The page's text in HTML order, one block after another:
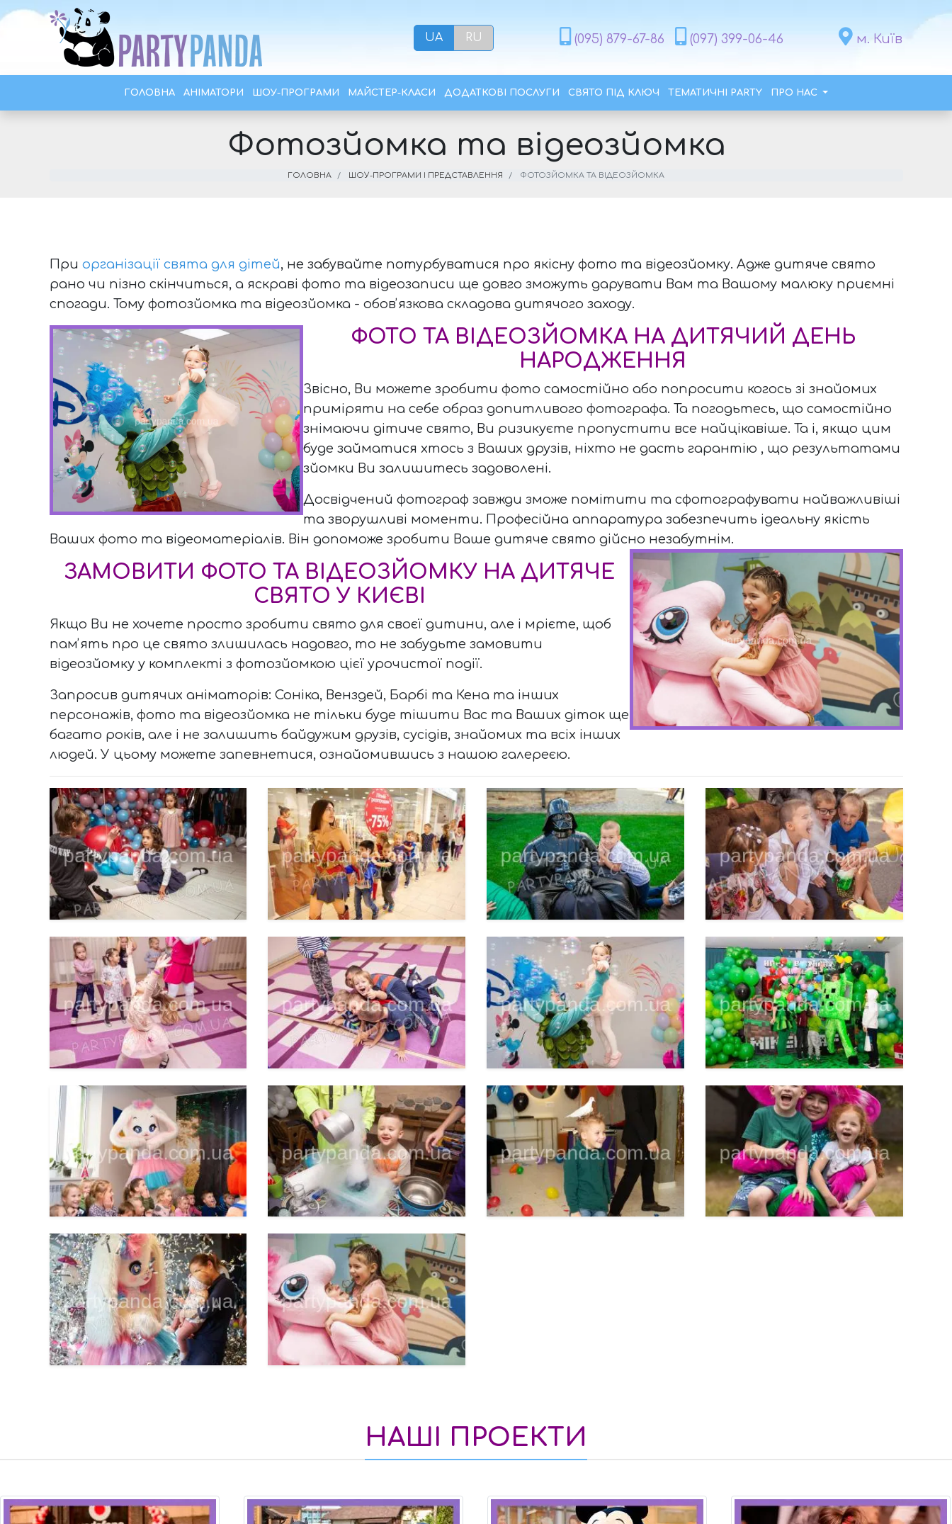
UA RU (095) 879-67-86 (097) 399-06-46 м. Київ
ГОЛОВНА АНІМАТОРИ ШОУ-ПРОГРАМИ МАЙСТЕР-КЛАСИ ДОДАТКОВІ ПОСЛУГИ СВЯТО ПІД КЛЮЧ ТЕМАТИЧНІ PARTY ПРО НАС
Фотозйомка та відеозйомка
ГОЛОВНА ШОУ-ПРОГРАМИ І ПРЕДСТАВЛЕННЯ ФОТОЗЙОМКА ТА ВІДЕОЗЙОМКА
При організації свята для дітей, не забувайте потурбуватися про якісну фото та відеозйомку. Адже дитяче свято
рано чи пізно скінчиться, а яскраві фото та відеозаписи ще довго зможуть дарувати Вам та Вашому малюку приємні
спогади. Тому фотозйомка та відеозйомка - обовʼязкова складова дитячого заходу.
ФОТО ТА ВІДЕОЗЙОМКА НА ДИТЯЧИЙ ДЕНЬ
НАРОДЖЕННЯ
Звісно, Ви можете зробити фото самостійно або попросити когось зі знайомих
приміряти на себе образ допитливого фотографа. Та погодьтесь, що самостійно
знімаючи дітиче свято, Ви ризикуєте пропустити все найцікавіше. Та і, якщо цим
буде займатися хтось з Ваших друзів, ніхто не дасть гарантію , що результатами
зйомки Ви залишитесь задоволені.
Досвідчений фотограф завжди зможе помітити та сфотографувати найважливіші
та зворушливі моменти. Професійна аппаратура забезпечить ідеальну якість
Ваших фото та відеоматеріалів. Він допоможе зробити Ваше дитяче свято дійсно незабутнім.
ЗАМОВИТИ ФОТО ТА ВІДЕОЗЙОМКУ НА ДИТЯЧЕ
СВЯТО У КИЄВІ
Якщо Ви не хочете просто зробити свято для своєї дитини, але і мрієте, щоб
памʼять про це свято злишилась надовго, то не забудьте замовити
відеозйомку у комплекті з фотозйомкою цієї урочистої події.
Запросив дитячих аніматорів: Соніка, Венздей, Барбі та Кена та інших
персонажів, фото та відеозйомка не тільки буде тішити Вас та Ваших діток ще
багато років, але і не залишить байдужим друзів, сусідів, знайомих та всіх інших
людей. У цьому можете запевнетися, ознайомившись з нашою галереєю.
НАШІ ПРОЕКТИ